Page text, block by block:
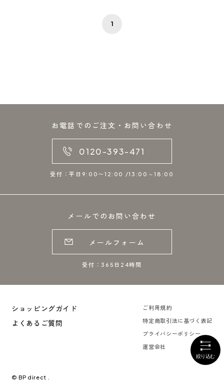
1
お電話でのご注文・お問い合わせ
0120-393-471
受付：平日9:00〜12:00 /13:00～18:00
メールでのお問い合わせ
メールフォーム
受付：365日24時間
ショッピングガイド
よくあるご質問
ご利用規約
特定商取引法に基づく表記
プライバシーポリシー
運営会社
© BP direct .